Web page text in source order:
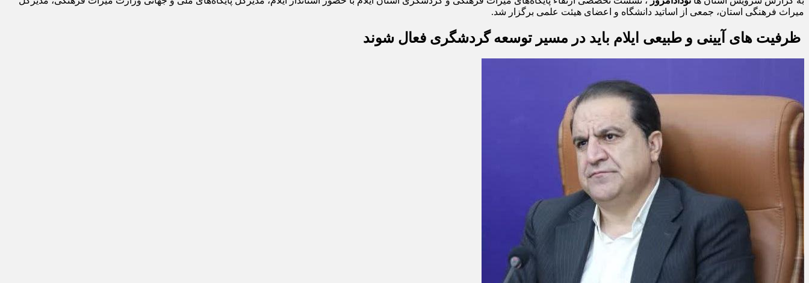
میراث فرهنگی استان، جمعی از اساتید دانشگاه و اعضای هیئت علمی برگزار شد.
ظرفیت‌ های آیینی و طبیعی ایلام باید در مسیر توسعه گردشگری فعال شوند